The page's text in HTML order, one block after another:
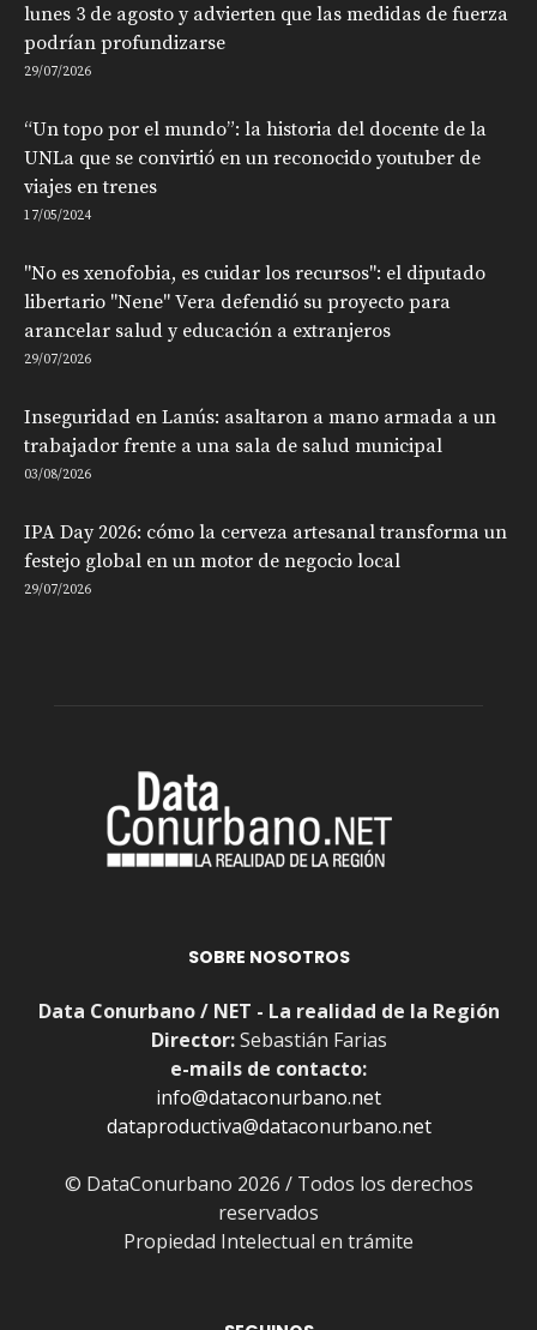
lunes 3 de agosto y advierten que las medidas de fuerza
podrían profundizarse
29/07/2026
“Un topo por el mundo”: la historia del docente de la
UNLa que se convirtió en un reconocido youtuber de
viajes en trenes
17/05/2024
"No es xenofobia, es cuidar los recursos": el diputado
libertario "Nene" Vera defendió su proyecto para
arancelar salud y educación a extranjeros
29/07/2026
Inseguridad en Lanús: asaltaron a mano armada a un
trabajador frente a una sala de salud municipal
03/08/2026
IPA Day 2026: cómo la cerveza artesanal transforma un
festejo global en un motor de negocio local
29/07/2026
SOBRE NOSOTROS
Data Conurbano / NET - La realidad de la Región
Director:Sebastián Farias
e-mails de contacto:
info@dataconurbano.net
dataproductiva@dataconurbano.net
© DataConurbano 2026 / Todos los derechos
reservados
Propiedad Intelectual en trámite